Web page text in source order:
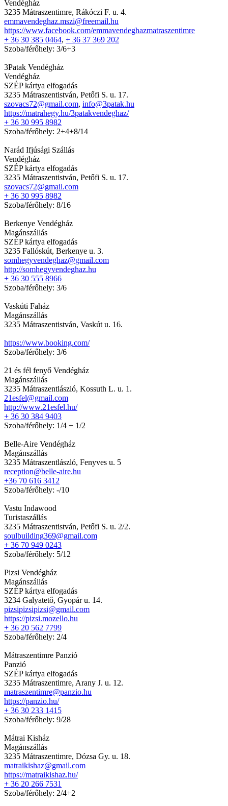
Vendégház
3235 Mátraszentimre, Rákóczi F. u. 4.
emmavendeghaz.mszi@freemail.hu
https://www.facebook.com/emmavendeghazmatraszentimre
+ 36 30 385 0464, + 36 37 369 202
Szoba/férőhely: 3/6+3
3Patak Vendégház
Vendégház
SZÉP kártya elfogadás
3235 Mátraszentistván, Petőfi S. u. 17.
szovacs72@gmail.com, info@3patak.hu
https://matrahegy.hu/3patakvendeghaz/
+ 36 30 995 8982
Szoba/férőhely: 2+4+8/14
Narád Ifjúsági Szállás
Vendégház
SZÉP kártya elfogadás
3235 Mátraszentistván, Petőfi S. u. 17.
szovacs72@gmail.com
+ 36 30 995 8982
Szoba/férőhely: 8/16
Berkenye Vendégház
Magánszállás
SZÉP kártya elfogadás
3235 Fallóskút, Berkenye u. 3.
somhegyvendeghaz@gmail.com
http://somhegyvendeghaz.hu
+ 36 30 555 8966
Szoba/férőhely: 3/6
Vaskúti Faház
Magánszállás
3235 Mátraszentistván, Vaskút u. 16.
https://www.booking.com/
Szoba/férőhely: 3/6
21 és fél fenyő Vendégház
Magánszállás
3235 Mátraszentlászló, Kossuth L. u. 1.
21esfel@gmail.com
http://www.21esfel.hu/
+ 36 30 384 9403
Szoba/férőhely: 1/4 + 1/2
Belle-Aire Vendégház
Magánszállás
3235 Mátraszentlászló, Fenyves u. 5
reception@belle-aire.hu
+36 70 616 3412
Szoba/férőhely: -/10
Vastu Indawood
Turistaszállás
3235 Mátraszentistván, Petőfi S. u. 2/2.
soulbuilding369@gmail.com
+ 36 70 949 0243
Szoba/férőhely: 5/12
Pizsi Vendégház
Magánszállás
SZÉP kártya elfogadás
3234 Galyatető, Gyopár u. 14.
pizsipizsipizsi@gmail.com
https://pizsi.mozello.hu
+ 36 20 562 7799
Szoba/férőhely: 2/4
Mátraszentimre Panzió
Panzió
SZÉP kártya elfogadás
3235 Mátraszentimre, Arany J. u. 12.
matraszentimre@panzio.hu
https://panzio.hu/
+ 36 30 233 1415
Szoba/férőhely: 9/28
Mátrai Kisház
Magánszállás
3235 Mátraszentimre, Dózsa Gy. u. 18.
matraikishaz@gmail.com
https://matraikishaz.hu/
+ 36 20 266 7531
Szoba/férőhely: 2/4+2